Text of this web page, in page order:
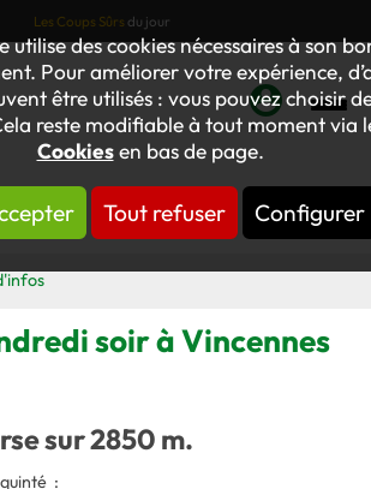
utilise des cookies nécessaires à son
Pour améliorer votre expérience,
être utilisés : vous pouvez choisir
reste modifiable à tout moment via
Cookiesen bas de page.
Tout refuser Configurer
Les Coups Sûrs du jour
Mon
compte
soir à Vincennes
sur 2850 m.
: